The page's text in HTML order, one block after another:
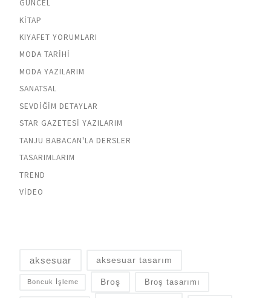
GÜNCEL
KITAP
KIYAFET YORUMLARI
MODA TARIHI
MODA YAZILARIM
SANATSAL
SEVDIĞIM DETAYLAR
STAR GAZETESI YAZILARIM
TANJU BABACAN'LA DERSLER
TASARIMLARIM
TREND
VIDEO
aksesuar aksesuar tasarım
Boncuk İşleme Broş Broş tasarımı